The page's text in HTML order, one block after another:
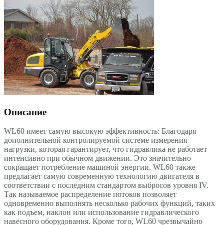
Описание
WL60 имеет самую высокую эффективность: Благодаря
дополнительной контролируемой системе измерения
нагрузки, которая гарантирует, что гидравлика не работает
интенсивно при обычном движении. Это значительно
сокращает потребление машиной энергии. WL60 также
предлагает самую современную технологию двигателя в
соответствии с последним стандартом выбросов уровня IV.
Так называемое распределение потоков позволяет
одновременно выполнять несколько рабочих функций, таких
как подъем, наклон или использование гидравлического
навесного оборудования. Кроме того, WL60 чрезвычайно